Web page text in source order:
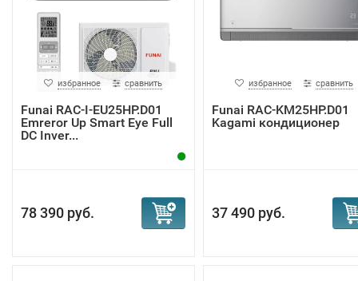
избранное сравнить
Funai RAC-I-EU25HP.D01
Emreror Up Smart Eye Full
DC Inver...
78 390 руб.
избранное сравнить
Funai RAC-KM25HP.D01
Kagami кондиционер
37 490 руб.